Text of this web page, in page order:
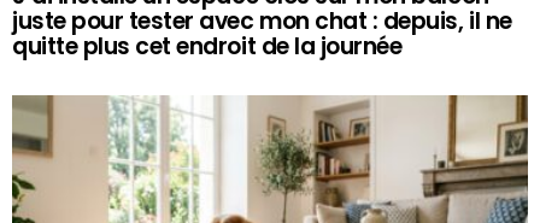
juste pour tester avec mon chat : depuis, il ne
quitte plus cet endroit de la journée